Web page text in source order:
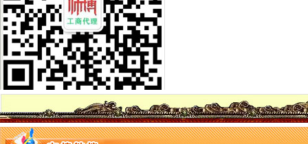
全国一般纳税人资格查询
如何查询一般纳税人资格（以广东为例）_增值税一般纳税人查询_一般
增值税一般纳税人查询–会计网词库
一般纳税人资格查询
广东一般纳税人查询App下载|一般纳税人查询广东税务局版下载2.4.0
四川省国税网上办税服务厅增值税一般纳税人资格查询
关于一般纳税人与小规模纳税人的查询
一般纳税人咨询公司,开展教育服务,增值税有优惠吗_中华会计网校_
一般纳税人税率查询|一般纳税人如何算税
上海税务网的一般纳税人资格查询,可以查来自上海税务-微博